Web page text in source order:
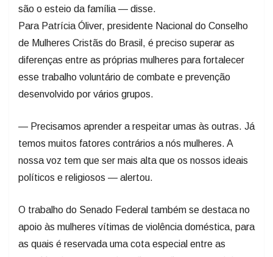
são o esteio da família — disse.
Para Patrícia Óliver, presidente Nacional do Conselho
de Mulheres Cristãs do Brasil, é preciso superar as
diferenças entre as próprias mulheres para fortalecer
esse trabalho voluntário de combate e prevenção
desenvolvido por vários grupos.
— Precisamos aprender a respeitar umas às outras. Já
temos muitos fatores contrários a nós mulheres. A
nossa voz tem que ser mais alta que os nossos ideais
políticos e religiosos — alertou.
O trabalho do Senado Federal também se destaca no
apoio às mulheres vítimas de violência doméstica, para
as quais é reservada uma cota especial entre as